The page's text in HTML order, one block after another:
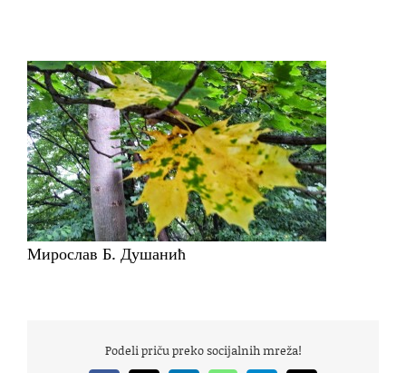
Мирослав Б. Душанић
Podeli priču preko socijalnih mreža!